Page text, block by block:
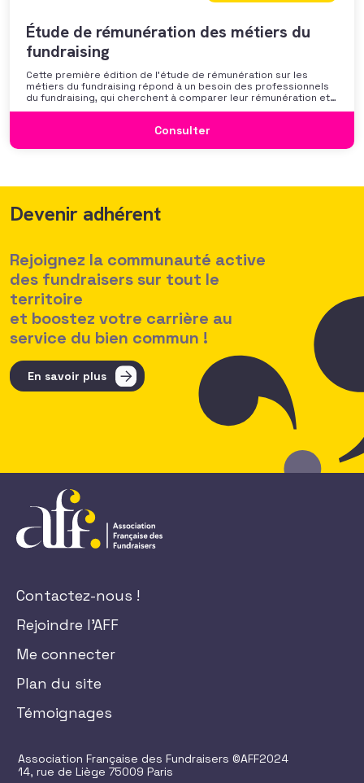
Étude de rémunération des métiers du
fundraising
Cette première édition de l’étude de rémunération sur les
métiers du fundraising répond à un besoin des professionnels
du fundraising, qui cherchent à comparer leur rémunération et à
se positionner. Elle répond également à une préoccupation
des politiques salariales comme un enjeu majeur,
Consulter
Devenir adhérent
Rejoignez la communauté active
des fundraisers sur tout le
territoire
et boostez votre carrière au
service du bien commun !
En savoir plus
Contactez-nous !
Rejoindre l'AFF
Me connecter
Plan du site
Témoignages
Association Française des Fundraisers ©AFF2024
14, rue de Liège 75009 Paris